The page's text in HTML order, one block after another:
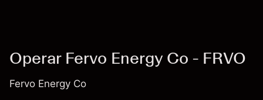
Operar Fervo Energy Co - FRVO
Fervo Energy Co